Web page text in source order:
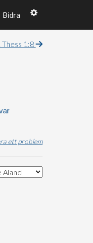
Bidra
Thess 1:8
ett problem